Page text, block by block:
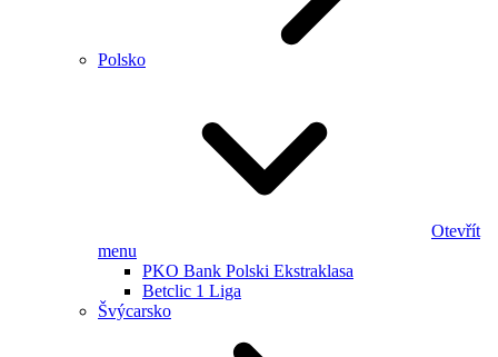
Polsko
Otevřít
menu
PKO Bank Polski Ekstraklasa
Betclic 1 Liga
Švýcarsko